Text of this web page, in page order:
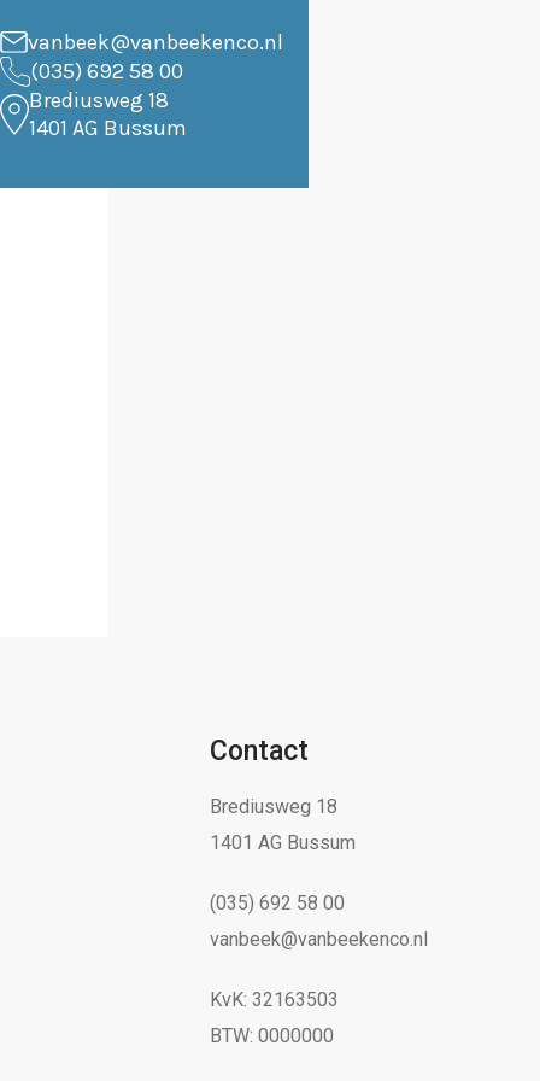
vanbeek@vanbeekenco.nl
(035) 692 58 00
Brediusweg 18
1401 AG Bussum
Contact
Brediusweg 18
1401 AG Bussum
(035) 692 58 00
vanbeek@vanbeekenco.nl
KvK: 32163503
BTW: 0000000